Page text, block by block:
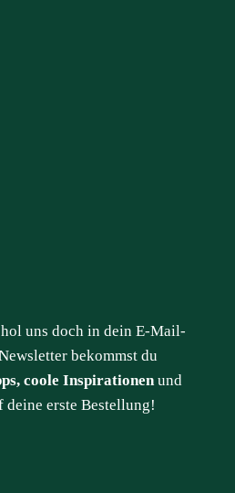
uns doch in dein E-Mail-
bekommst du
coole Inspirationenund
deine erste Bestellung!